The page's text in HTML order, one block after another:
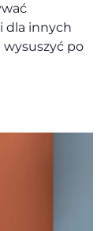
dla innych
wysuszyć po